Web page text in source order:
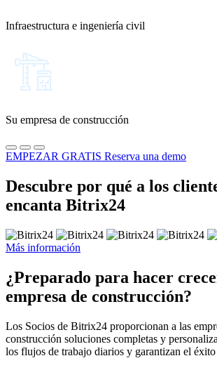
Infraestructura e ingeniería civil
Su empresa de construcción
EMPEZAR GRATIS Reserva una demo
Descubre por qué a los
encanta Bitrix24
Más información
¿Preparado para hacer
empresa de construcción?
Los Socios de Bitrix24 proporcionan a las
construcción soluciones completas y
los flujos de trabajo diarios y garantizan el